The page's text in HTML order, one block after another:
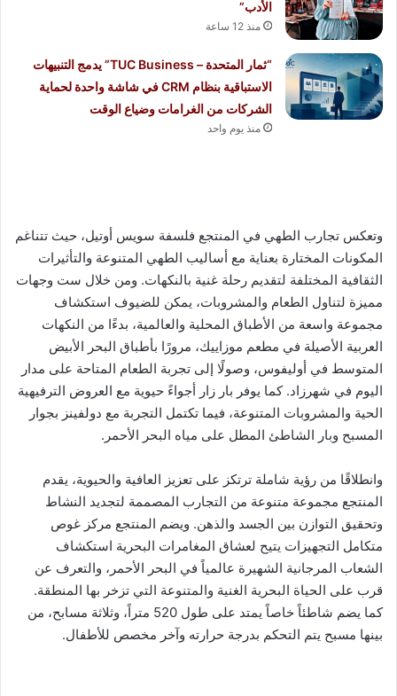
الأدب”
منذ 12 ساعة
“ثمار المتحدة – TUC Business” يدمج التنبيهات
الاستباقية بنظام CRM في شاشة واحدة لحماية
الشركات من الغرامات وضياع الوقت
منذ يوم واحد
وتعكس تجارب الطهي في المنتجع فلسفة سويس أوتيل، حيث تتناغم
المكونات المختارة بعناية مع أساليب الطهي المتنوعة والتأثيرات
الثقافية المختلفة لتقديم رحلة غنية بالنكهات. ومن خلال ست وجهات
مميزة لتناول الطعام والمشروبات، يمكن للضيوف استكشاف
مجموعة واسعة من الأطباق المحلية والعالمية، بدءًا من النكهات
العربية الأصيلة في مطعم موزاييك، مرورًا بأطباق البحر الأبيض
المتوسط في أوليفوس، وصولًا إلى تجربة الطعام المتاحة على مدار
اليوم في شهرزاد. كما يوفر بار زار أجواءً حيوية مع العروض الترفيهية
الحية والمشروبات المتنوعة، فيما تكتمل التجربة مع دولفينز بجوار
المسبح وبار الشاطئ المطل على مياه البحر الأحمر.
وانطلاقًا من رؤية شاملة ترتكز على تعزيز العافية والحيوية، يقدم
المنتجع مجموعة متنوعة من التجارب المصممة لتجديد النشاط
وتحقيق التوازن بين الجسد والذهن. ويضم المنتجع مركز غوص
متكامل التجهيزات يتيح لعشاق المغامرات البحرية استكشاف
الشعاب المرجانية الشهيرة عالمياً في البحر الأحمر، والتعرف عن
قرب على الحياة البحرية الغنية والمتنوعة التي تزخر بها المنطقة.
كما يضم شاطئاً خاصاً يمتد على طول 520 متراً، وثلاثة مسابح، من
بينها مسبح يتم التحكم بدرجة حرارته وآخر مخصص للأطفال.